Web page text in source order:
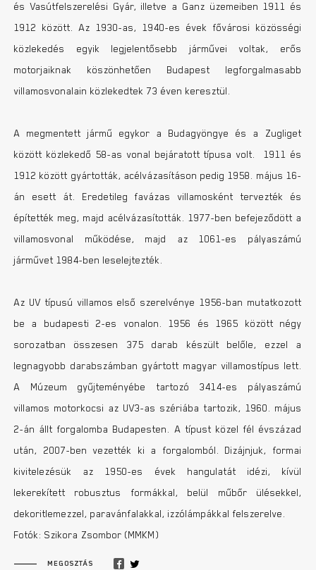
és Vasútfelszerelési Gyár, illetve a Ganz üzemeiben 1911 és
1912 között. Az 1930-as, 1940-es évek fővárosi közösségi
közlekedés egyik legjelentősebb járművei voltak, erős
motorjaiknak köszönhetően Budapest legforgalmasabb
villamosvonalain közlekedtek 73 éven keresztül.
A megmentett jármű egykor a Budagyöngye és a Zugliget
között közlekedő 58-as vonal bejáratott típusa volt. 1911 és
1912 között gyártották, acélvázasításon pedig 1958. május 16-
án esett át. Eredetileg favázas villamosként tervezték és
építették meg, majd acélvázasították. 1977-ben befejeződött a
villamosvonal működése, majd az 1061-es pályaszámú
járművet 1984-ben leselejtezték.
Az UV típusú villamos első szerelvénye 1956-ban mutatkozott
be a budapesti 2-es vonalon. 1956 és 1965 között négy
sorozatban összesen 375 darab készült belőle, ezzel a
legnagyobb darabszámban gyártott magyar villamostípus lett.
A Múzeum gyűjteményébe tartozó 3414-es pályaszámú
villamos motorkocsi az UV3-as szériába tartozik, 1960. május
2-án állt forgalomba Budapesten. A típust közel fél évszázad
után, 2007-ben vezették ki a forgalomból. Dizájnjuk, formai
kivitelezésük az 1950-es évek hangulatát idézi, kívül
lekerekített robusztus formákkal, belül műbőr ülésekkel,
dekoritlemezzel, paravánfalakkal, izzólámpákkal felszerelve.
Fotók: Szikora Zsombor (MMKM)
MEGOSZTÁS